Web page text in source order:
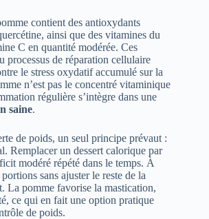
contient des antioxydants
ainsi que des vitamines du
C en quantité modérée. Ces
processus de réparation cellulaire
le stress oxydatif accumulé sur la
n’est pas le concentré vitaminique
régulière s’intègre dans une
saine.
de poids, un seul principe prévaut :
Remplacer un dessert calorique par
modéré répété dans le temps. À
sans ajuster le reste de la
La pomme favorise la mastication,
ce qui en fait une option pratique
de poids.